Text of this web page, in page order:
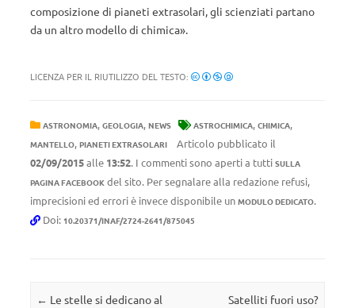
composizione di pianeti extrasolari, gli scienziati partano
da un altro modello di chimica».
LICENZA PER IL RIUTILIZZO DEL TESTO:
ASTRONOMIA, GEOLOGIA, NEWS ASTROCHIMICA, CHIMICA,
MANTELLO, PIANETI EXTRASOLARI
Articolo pubblicato il
02/09/2015alle 13:52. I commenti sono aperti a tutti SULLA
PAGINA FACEBOOK del sito. Per segnalare alla redazione refusi,
imprecisioni ed errori è invece disponibile un MODULO DEDICATO.
Doi: 10.20371/INAF/2724-2641/875045
Navigazione articolo
← Le stelle si dedicano al
Satelliti fuori uso?